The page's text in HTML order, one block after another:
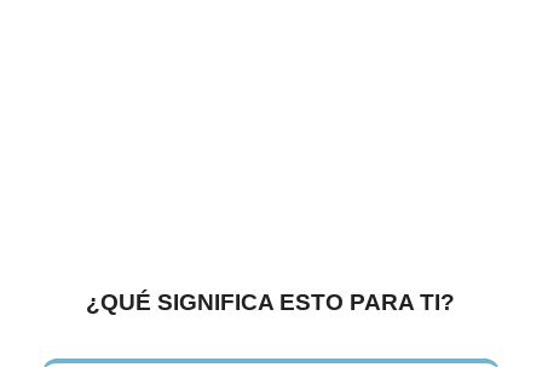
¿QUÉ SIGNIFICA ESTO PARA TI?